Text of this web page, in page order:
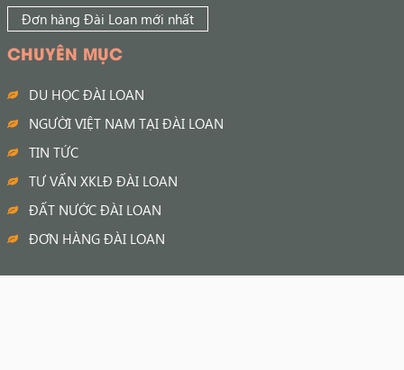
Đơn hàng Đài Loan mới nhất
CHUYÊN MỤC
DU HỌC ĐÀI LOAN
NGƯỜI VIỆT NAM TẠI ĐÀI LOAN
TIN TỨC
TƯ VẤN XKLĐ ĐÀI LOAN
ĐẤT NƯỚC ĐÀI LOAN
ĐƠN HÀNG ĐÀI LOAN